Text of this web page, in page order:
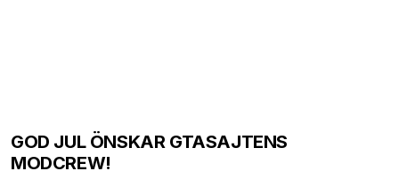
GOD JUL ÖNSKAR GTASAJTENS
MODCREW!